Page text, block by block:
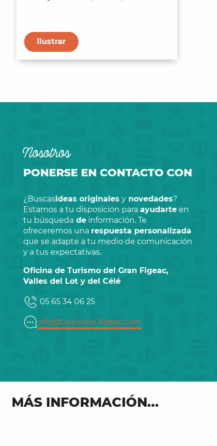
Ilustrar
Nosotros
PONERSE EN CONTACTO CON
¿Buscasideas originales y novedades?
Estamos a tu disposición para ayudarte en
tu búsqueda de información. Te
ofreceremos una respuesta personalizada
que se adapte a tu medio de comunicación
y a tus expectativas.
Oficina de Turismo del Gran Figeac,
Valles del Lot y del Célé
05 65 34 06 25
info@tourisme-figeac.com
MÁS INFORMACIÓN...